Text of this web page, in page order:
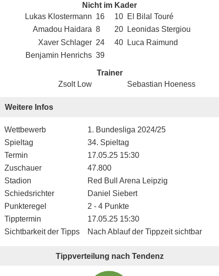
Nicht im Kader
Lukas Klostermann 16 10 El Bilal Touré
Amadou Haidara 8 20
Leonidas Stergiou
Xaver Schlager 24 40
Luca Raimund
Benjamin Henrichs 39
Trainer
Zsolt Low
Sebastian Hoeness
Weitere Infos
Wettbewerb
1. Bundesliga 2024/25
Spieltag
34. Spieltag
Termin
17.05.25 15:30
Zuschauer
47.800
Stadion
Red Bull Arena Leipzig
Schiedsrichter
Daniel Siebert
Punkteregel
2 - 4 Punkte
Tipptermin
17.05.25 15:30
Sichtbarkeit der Tipps
Nach Ablauf der Tippzeit sichtbar
Tippverteilung nach Tendenz